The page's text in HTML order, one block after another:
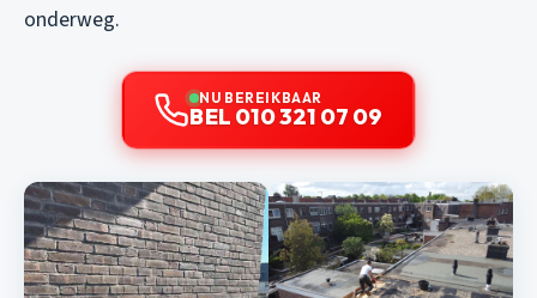
onderweg.
NU BEREIKBAAR
BEL 010 321 07 09